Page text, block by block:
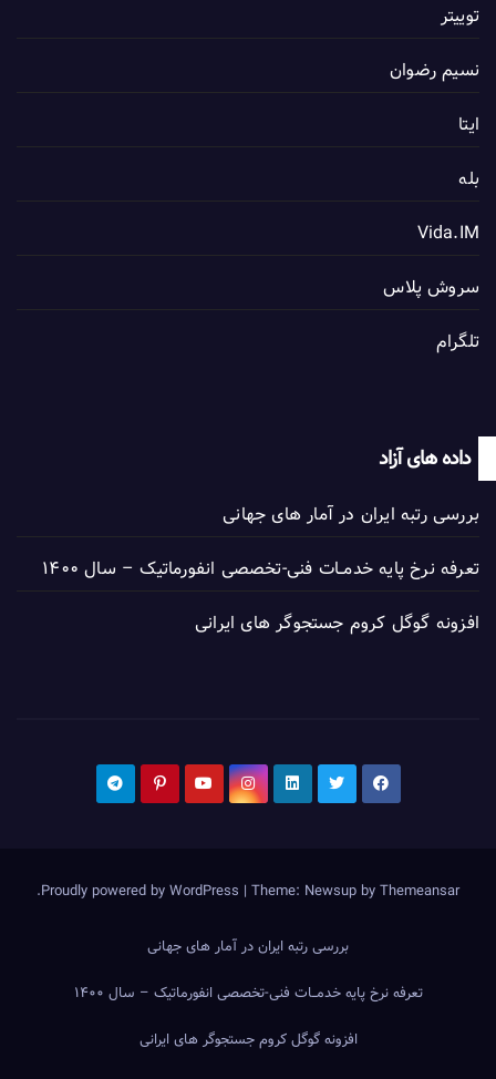
توییتر
نسیم رضوان
ایتا
بله
Vida.IM
سروش پلاس
تلگرام
داده های آزاد
بررسی رتبه ایران در آمار های جهانی
تعرفه نرخ پایه خدمــات فنی-تخصصی انفورماتیک – سال ۱۴۰۰
افزونه گوگل کروم جستجوگر های ایرانی
Proudly powered by WordPress | Theme: Newsup byThemeansar
.
بررسی رتبه ایران در آمار های جهانی
تعرفه نرخ پایه خدمــات فنی-تخصصی انفورماتیک – سال ۱۴۰۰
افزونه گوگل کروم جستجوگر های ایرانی